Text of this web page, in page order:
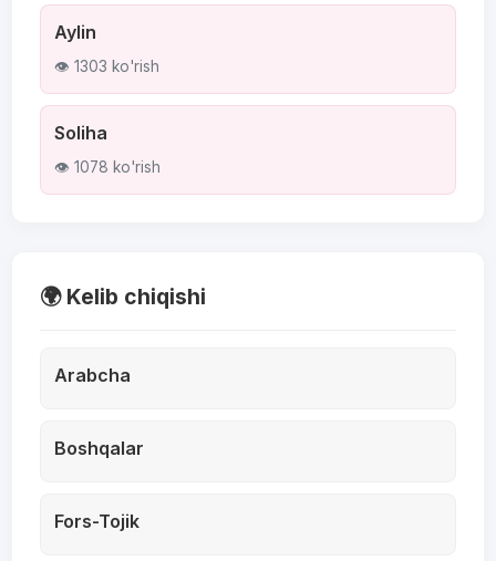
Aylin
👁 1303 ko'rish
Soliha
👁 1078 ko'rish
🌍 Kelib chiqishi
Arabcha
Boshqalar
Fors-Tojik